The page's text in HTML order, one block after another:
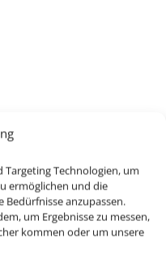
Targeting Technologien, um
ermöglichen und die
Bedürfnisse anzupassen.
um Ergebnisse zu messen,
kommen oder um unsere